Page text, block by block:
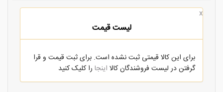
x
لیست قیمت
برای این کالا قیمتی ثبت نشده است. برای ثبت قیمت و قرا
گرفتن در لیست فروشندگان کالا اینجا را کلیک کنید